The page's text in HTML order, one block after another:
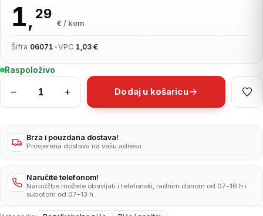
1, 29
€ / kom
Šifra 06071 •VPC 1,03 €
Raspoloživo
−
Coca
Cola
količina
+ Dodaj u košaricu
Brza i pouzdana dostava!
Provjerena dostava na vašu adresu.
Naručite telefonom!
Narudžbe možete obavljati i telefonski, radnim danom od 07–16 h i
subotom od 07–13 h.